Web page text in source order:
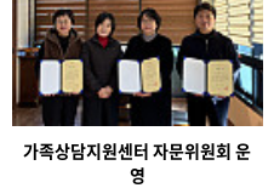
가족상담지원센터 자문위원회 운
영